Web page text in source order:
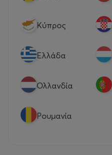
Κύπρος
Eλλάδα
Ολλανδία
Ρουμανία